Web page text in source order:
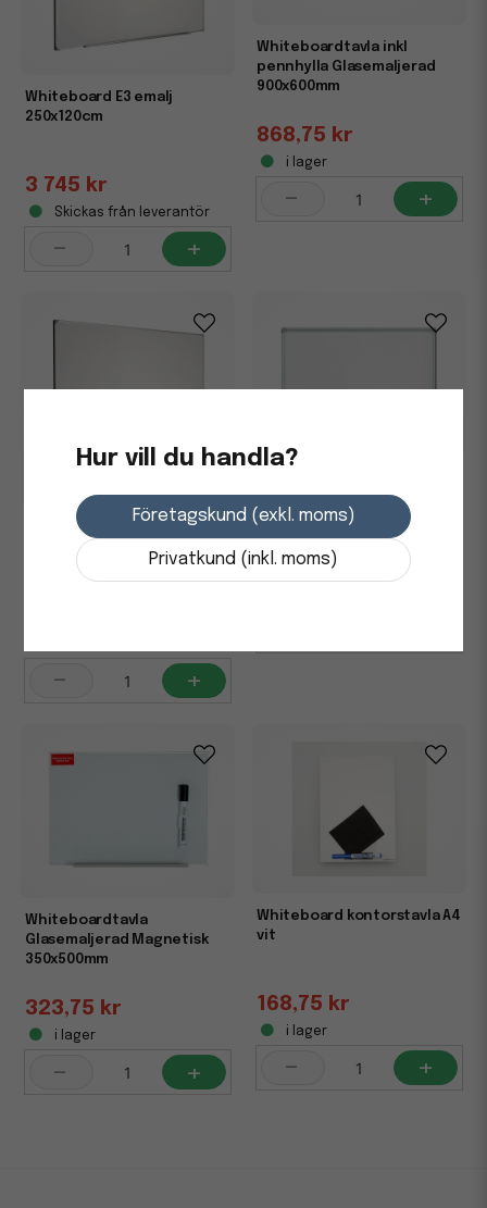
Whiteboard E3 emalj
250x120cm
3 745 kr
Skickas från leverantör
- +
Whiteboardtavla inkl
pennhylla Glasemaljerad
900x600mm
868,75 kr
i lager
- +
Whiteboard E3 emalj
350x120cm
- +
Lackad Stål 1200x900mm
868,75 kr
Whiteboardtavla
Glasemaljerad Magnetisk
350x500mm
323,75 kr
i lager
- +
Whiteboard kontorstavla A4
vit
168,75 kr
i lager
- +
Hur vill du handla?
Företagskund (exkl. moms)
Privatkund (inkl. moms)